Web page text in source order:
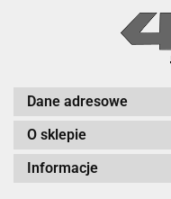
Dane adresowe
O sklepie
Informacje